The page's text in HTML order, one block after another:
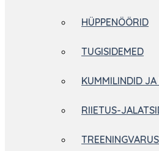
HÜPPENÖÖRID
TUGISIDEMED
KUMMILINDID
RIIETUS-